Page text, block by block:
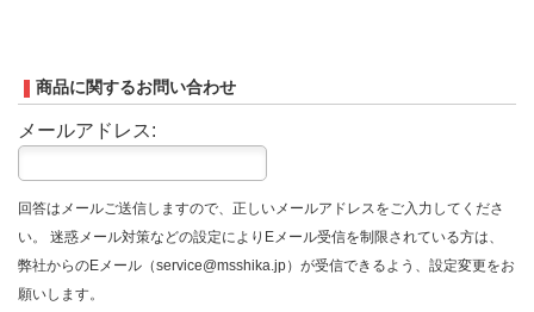
商品に関するお問い合わせ
メールアドレス:
回答はメールご送信しますので、正しいメールアドレスをご入力してくださ
い。 迷惑メール対策などの設定によりEメール受信を制限されている方は、
弊社からのEメール（service@msshika.jp）が受信できるよう、設定変更をお
願いします。